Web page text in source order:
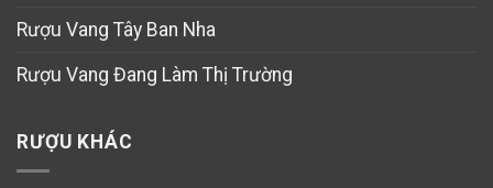
Rượu Vang Tây Ban Nha
Rượu Vang Đang Làm Thị Trường
RƯỢU KHÁC